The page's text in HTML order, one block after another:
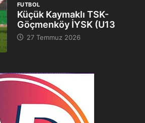
FUTBOL
Küçük Kaymaklı TSK-
Göçmenköy İYSK (U13
27 Temmuz 2026